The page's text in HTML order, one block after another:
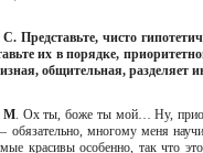
С. Представьте, чисто
их в порядке,
общительная, разделяет
М. Ох ты, боже ты мой… Ну,
обязательно, многому меня
красивы особенно, так что